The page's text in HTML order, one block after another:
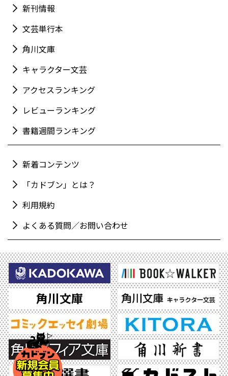
新刊情報
文芸単行本
角川文庫
キャラクター文芸
アクセスランキング
レビューランキング
書籍週間ランキング
新着コンテンツ
「カドブン」とは？
利用規約
よくある質問／お問い合わせ